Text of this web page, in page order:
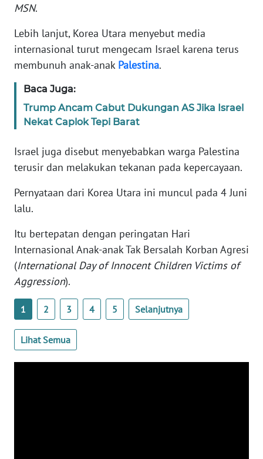
MSN.
Lebih lanjut, Korea Utara menyebut media
internasional turut mengecam Israel karena terus
membunuh anak-anak Palestina.
Baca Juga:
Trump Ancam Cabut Dukungan AS Jika Israel
Nekat Caplok Tepi Barat
Israel juga disebut menyebabkan warga Palestina
terusir dan melakukan tekanan pada kepercayaan.
Pernyataan dari Korea Utara ini muncul pada 4 Juni
lalu.
Itu bertepatan dengan peringatan Hari
Internasional Anak-anak Tak Bersalah Korban Agresi
(International Day of Innocent Children Victims of
Aggression).
1 2 3 4 5 Selanjutnya
Lihat Semua
News
Regional
SUMUT
WN
WN
JABAR
WN
NTT
KEPRI
WN
PAPUA